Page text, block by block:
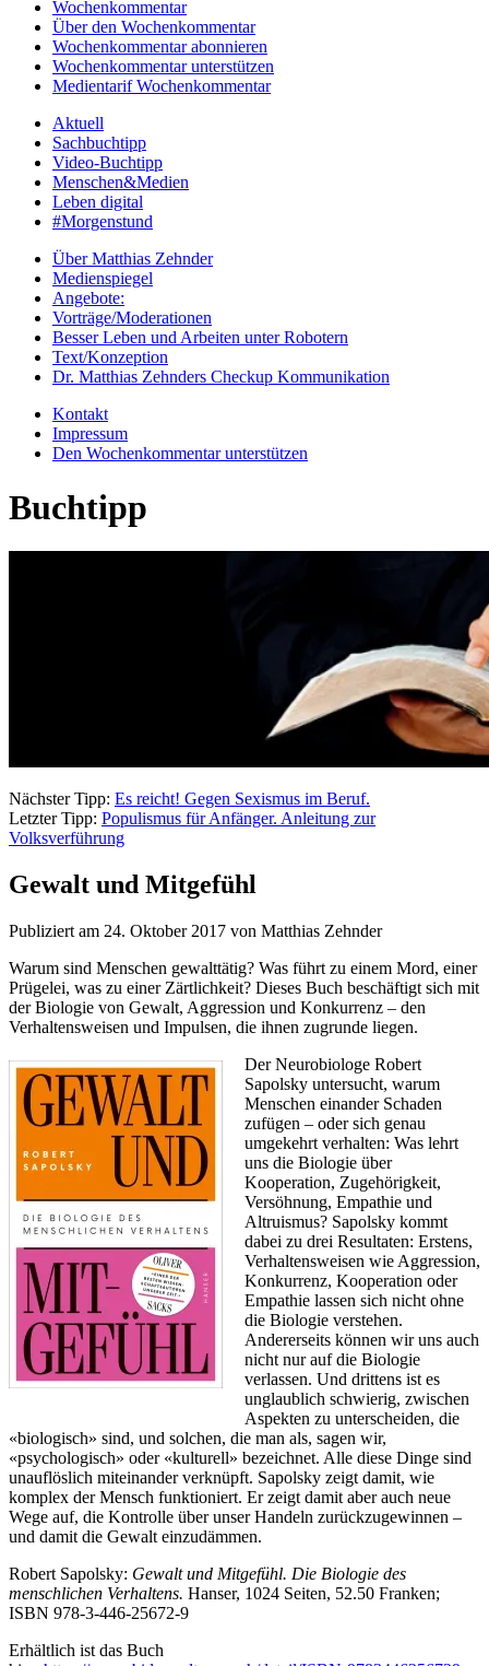
Wochenkommentar
Über den Wochenkommentar
Wochenkommentar abonnieren
Wochenkommentar unterstützen
Medientarif Wochenkommentar
Aktuell
Sachbuchtipp
Video-Buchtipp
Menschen&Medien
Leben digital
#Morgenstund
Über Matthias Zehnder
Medienspiegel
Angebote:
Vorträge/Moderationen
Besser Leben und Arbeiten unter Robotern
Text/Konzeption
Dr. Matthias Zehnders Checkup Kommunikation
Kontakt
Impressum
Den Wochenkommentar unterstützen
Buchtipp
Nächster Tipp: Es reicht! Gegen Sexismus im Beruf.
Letzter Tipp: Populismus für Anfänger. Anleitung zur
Volksverführung
Gewalt und Mitgefühl
Publiziert am 24. Oktober 2017 von Matthias Zehnder
Warum sind Menschen gewalttätig? Was führt zu einem Mord, einer
Prügelei, was zu einer Zärtlichkeit? Dieses Buch beschäftigt sich mit
der Biologie von Gewalt, Aggression und Konkurrenz – den
Verhaltensweisen und Impulsen, die ihnen zugrunde liegen.
Der Neurobiologe Robert
Sapolsky untersucht, warum
Menschen einander Schaden
zufügen – oder sich genau
umgekehrt verhalten: Was lehrt
uns die Biologie über
Kooperation, Zugehörigkeit,
Versöhnung, Empathie und
Altruismus? Sapolsky kommt
dabei zu drei Resultaten: Erstens,
Verhaltensweisen wie Aggression,
Konkurrenz, Kooperation oder
Empathie lassen sich nicht ohne
die Biologie verstehen.
Andererseits können wir uns auch
nicht nur auf die Biologie
verlassen. Und drittens ist es
unglaublich schwierig, zwischen
Aspekten zu unterscheiden, die
«biologisch» sind, und solchen, die man als, sagen wir,
«psychologisch» oder «kulturell» bezeichnet. Alle diese Dinge sind
unauflöslich miteinander verknüpft. Sapolsky zeigt damit, wie
komplex der Mensch funktioniert. Er zeigt damit aber auch neue
Wege auf, die Kontrolle über unser Handeln zurückzugewinnen –
und damit die Gewalt einzudämmen.
Robert Sapolsky: Gewalt und Mitgefühl. Die Biologie des
menschlichen Verhaltens. Hanser, 1024 Seiten, 52.50 Franken;
ISBN 978-3-446-25672-9
Erhältlich ist das Buch